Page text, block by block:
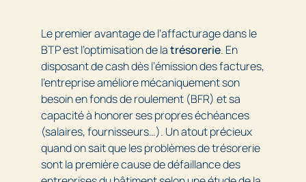
Le premier avantage de l’affacturage dans le
BTP est l’optimisation de latrésorerie. En
disposant de cash dès l’émission des factures,
l’entreprise améliore mécaniquement son
besoin en fonds de roulement (BFR) et sa
capacité à honorer ses propres échéances
(salaires, fournisseurs…). Un atout précieux
quand on sait que les problèmes de trésorerie
sont la première cause de défaillance des